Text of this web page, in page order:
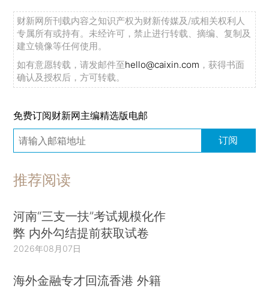
财新网所刊载内容之知识产权为财新传媒及/或相关权利人
专属所有或持有。未经许可，禁止进行转载、摘编、复制及
建立镜像等任何使用。
如有意愿转载，请发邮件至hello@caixin.com ，获得书面
确认及授权后，方可转载。
免费订阅财新网主编精选版电邮
订阅
推荐阅读
河南“三支一扶”考试规模化作
弊 内外勾结提前获取试卷
2026年08月07日
海外金融专才回流香港 外籍